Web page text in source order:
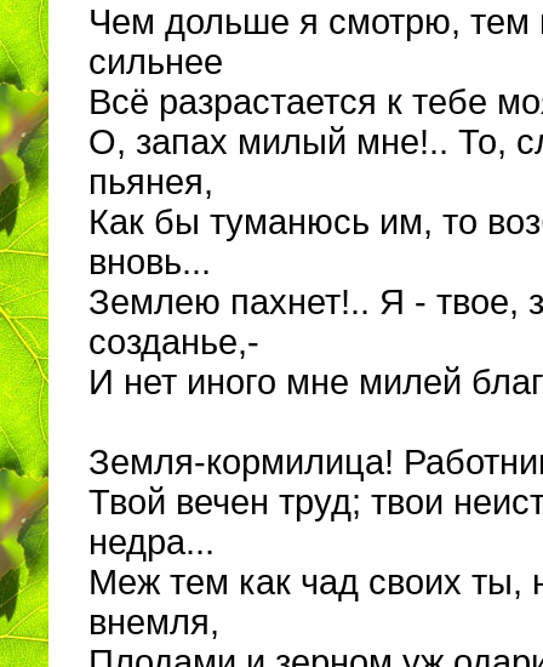
Чем дольше я смотрю, тем
сильнее
Всё разрастается к тебе
О, запах милый мне!.. То,
пьянея,
Как бы туманюсь им, то
вновь...
Землею пахнет!.. Я - твое,
созданье,-
И нет иного мне милей
Земля-кормилица!
Твой вечен труд; твои
недра...
Меж тем как чад своих ты,
внемля,